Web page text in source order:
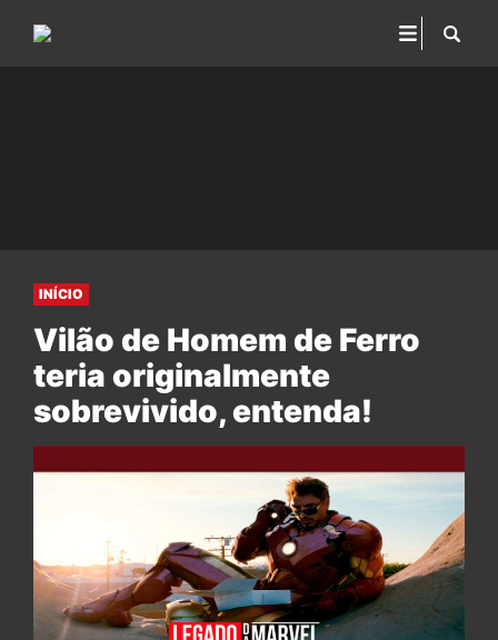
INÍCIO
Vilão de Homem de Ferro
teria originalmente
sobrevivido, entenda!